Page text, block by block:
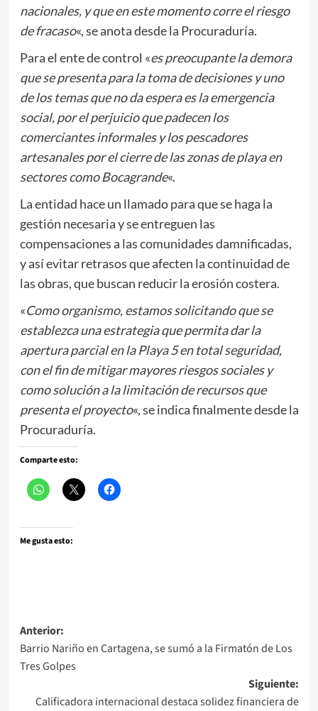
nacionales, y que en este momento corre el riesgo
de fracaso«, se anota desde la Procuraduría.
Para el ente de control «es preocupante la demora
que se presenta para la toma de decisiones y uno
de los temas que no da espera es la emergencia
social, por el perjuicio que padecen los
comerciantes informales y los pescadores
artesanales por el cierre de las zonas de playa en
sectores como Bocagrande«.
La entidad hace un llamado para que se haga la
gestión necesaria y se entreguen las
compensaciones a las comunidades damnificadas,
y así evitar retrasos que afecten la continuidad de
las obras, que buscan reducir la erosión costera.
«Como organismo, estamos solicitando que se
establezca una estrategia que permita dar la
apertura parcial en la Playa 5 en total seguridad,
con el fin de mitigar mayores riesgos sociales y
como solución a la limitación de recursos que
presenta el proyecto«, se indica finalmente desde la
Procuraduría.
Comparte esto:
Me gusta esto:
Navegación
de
entradas
Anterior:
Barrio Nariño en Cartagena, se sumó a la Firmatón de Los
Tres Golpes
Siguiente:
Calificadora internacional destaca solidez financiera de